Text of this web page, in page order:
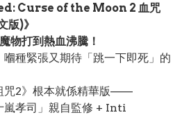
Curse of the Moon 2 血咒
版)》
物打到熱血沸騰！
種緊張又期待「跳一下即死」的
咒2》根本就係精華版——
嵐孝司」親自監修 + Inti